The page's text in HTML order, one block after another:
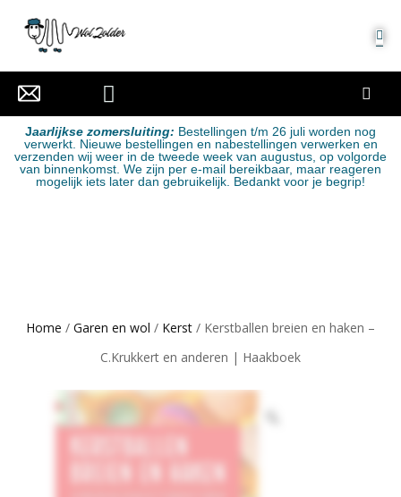
Jaarlijkse zomersluiting: Bestellingen t/m 26 juli worden nog
verwerkt. Nieuwe bestellingen en nabestellingen verwerken en
verzenden wij weer in de tweede week van augustus, op volgorde
van binnenkomst. We zijn per e-mail bereikbaar, maar reageren
mogelijk iets later dan gebruikelijk. Bedankt voor je begrip!
Home / Garen en wol / Kerst / Kerstballen breien en haken –
C.Krukkert en anderen | Haakboek